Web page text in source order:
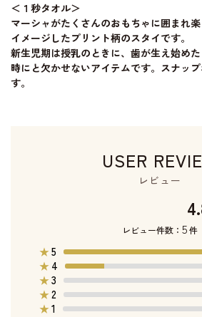
＜１秒タオル＞
マーシャがたくさんのおもちゃに囲まれ
イメージしたプリント柄のスタイです。
新生児期は授乳のときに、歯が生え始め
時にと欠かせないアイテムです。スナッ
す。
USER
レビュー
レビュー件数： 5件
★5
★ 4
★3
★2
★1